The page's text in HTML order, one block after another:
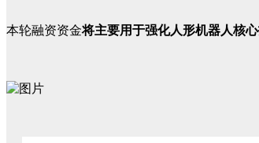
本轮融资资金将主要用于强化人形机器人核